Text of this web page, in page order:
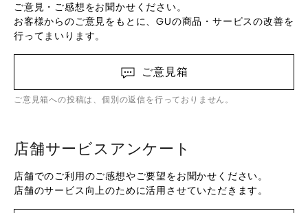
ご意見・ご感想をお聞かせください。
お客様からのご意見をもとに、GUの商品・サービスの改善を
行ってまいります。
ご意見箱
ご意見箱への投稿は、個別の返信を行っておりません。
店舗サービスアンケート
店舗でのご利用のご感想やご要望をお聞かせください。
店舗のサービス向上のために活用させていただきます。